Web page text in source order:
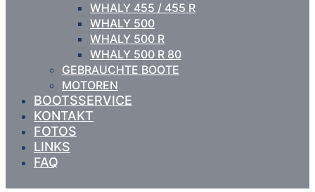
WHALY 455 / 455 R
WHALY 500
WHALY 500 R
WHALY 500 R 80
GEBRAUCHTE BOOTE
MOTOREN
BOOTSSERVICE
KONTAKT
FOTOS
LINKS
FAQ